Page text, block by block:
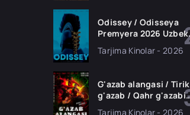
Odissey / Odisseya
Premyera 2026 Uzbek
tarjima kino Full HD
Tarjima Kinolar - 2026
G'azab alangasi / Tirik
g'azab / Qahr g'azabi
Tarjima Kinolar - 2026